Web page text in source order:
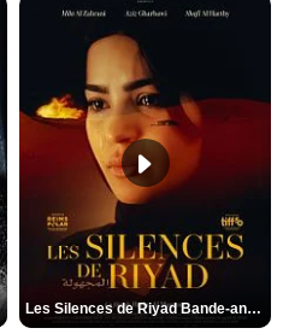
Les Silences de Riyad Bande-annonce VO STFR